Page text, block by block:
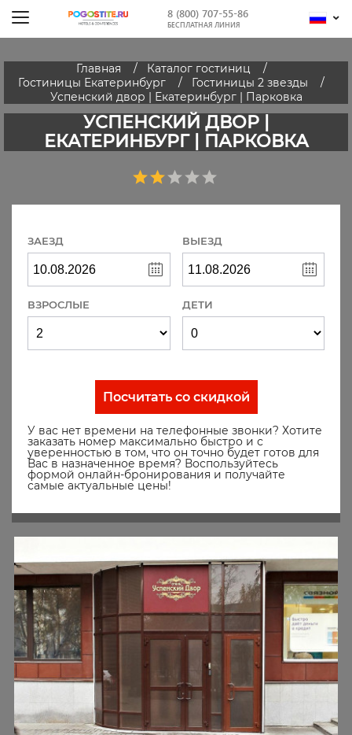
8 (800) 707-55-86
БЕСПЛАТНАЯ ЛИНИЯ
Главная
Каталог гостиниц
Гостиницы Екатеринбург
Гостиницы 2 звезды
Успенский двор | Екатеринбург | Парковка
УСПЕНСКИЙ ДВОР |
ЕКАТЕРИНБУРГ | ПАРКОВКА
ЗАЕЗД ВЫЕЗД
ВЗРОСЛЫЕ ДЕТИ
Посчитать со скидкой
У вас нет времени на телефонные звонки? Хотите
заказать номер максимально быстро и с
уверенностью в том, что он точно будет готов для
Вас в назначенное время? Воспользуйтесь
формой онлайн-бронирования и получайте
самые актуальные цены!